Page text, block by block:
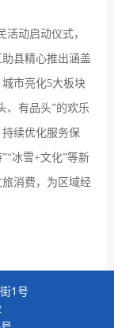
活动启动仪式，
县精心推出涵盖
市亮化5大板块
、有品头”的欢乐
续优化服务保
”“冰雪+文化”等新
消费，为区域经
1号